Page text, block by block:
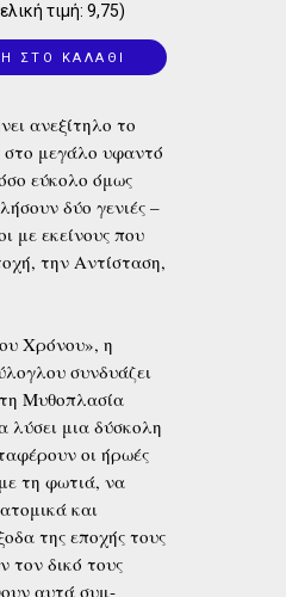
ανεξίτηλο το
μεγάλο υφαντό
εύκολο όμως
δύο γενιές –
με εκείνους που
την Αντίσταση,
Χρόνου», η
συνδυάζει
Μυθοπλασία
λύσει μια δύσκολη
οι ήρωές
τη φωτιά, να
και
της εποχής τους
τον δικό τους
αυτά συμ­
ΣΤΟ ΚΑΛΑΘΙ
τιμή: 9,75)